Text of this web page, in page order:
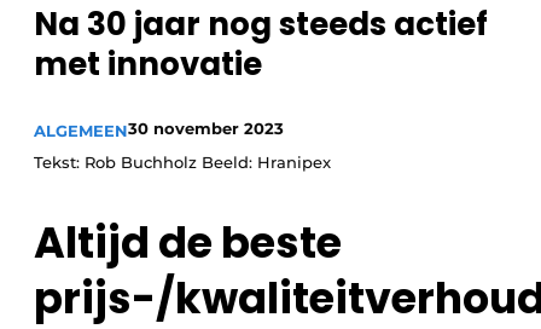
Nieuwsbrief
Podcasts
Vacature aanmelden
Video’s
Na 30 jaar nog steeds actief
met innovatie
ALGEMEEN30 november 2023
Tekst: Rob Buchholz Beeld: Hranipex
Altijd de beste
prijs-/